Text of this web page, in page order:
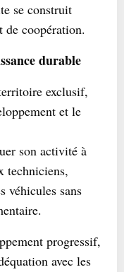
se construit
de coopération.
durable
exclusif,
et le
son activité à
techniciens,
véhicules sans
progressif,
avec les